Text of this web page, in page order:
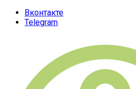
Вконтакте
Telegram